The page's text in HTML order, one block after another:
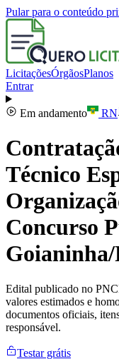
Pular para o conteúdo
LicitaçõesÓrgãosPlanos
Entrar
Em andamento RN
Técnico
Concurso
Edital publicado no
valores estimados e
documentos oficiais,
responsável.
Testar grátis